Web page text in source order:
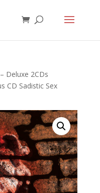
Deluxe 2CDs
CD Sadistic Sex